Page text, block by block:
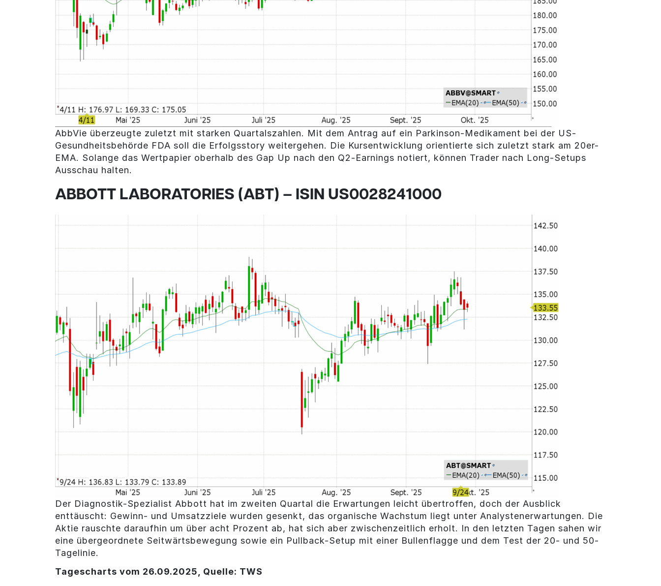
AbbVie überzeugte zuletzt mit starken Quartalszahlen. Mit dem Antrag auf ein Parkinson-Medikament bei der US-
Gesundheitsbehörde FDA soll die Erfolgsstory weitergehen. Die Kursentwicklung orientierte sich zuletzt stark am 20er-
EMA. Solange das Wertpapier oberhalb des Gap Up nach den Q2-Earnings notiert, können Trader nach Long-Setups
Ausschau halten.
ABBOTT LABORATORIES (ABT) – ISIN US0028241000
Der Diagnostik-Spezialist Abbott hat im zweiten Quartal die Erwartungen leicht übertroffen, doch der Ausblick
enttäuscht: Gewinn- und Umsatzziele wurden gesenkt, das organische Wachstum liegt unter Analystenerwartungen. Die
Aktie rauschte daraufhin um über acht Prozent ab, hat sich aber zwischenzeitlich erholt. In den letzten Tagen sahen wir
eine übergeordnete Seitwärtsbewegung sowie ein Pullback-Setup mit einer Bullenflagge und dem Test der 20- und 50-
Tagelinie.
Tagescharts vom 26.09.2025, Quelle: TWS